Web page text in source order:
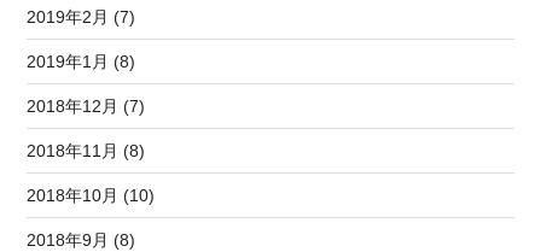
2019年2月 (7)
2019年1月 (8)
2018年12月 (7)
2018年11月 (8)
2018年10月 (10)
2018年9月 (8)